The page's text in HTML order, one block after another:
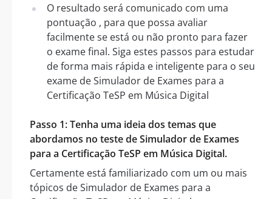
O resultado será comunicado com uma
pontuação , para que possa avaliar
facilmente se está ou não pronto para fazer
o exame final. Siga estes passos para estudar
de forma mais rápida e inteligente para o seu
exame de Simulador de Exames para a
Certificação TeSP em Música Digital
Passo 1: Tenha uma ideia dos temas que
abordamos no teste de Simulador de Exames
para a Certificação TeSP em Música Digital.
Certamente está familiarizado com um ou mais
tópicos de Simulador de Exames para a